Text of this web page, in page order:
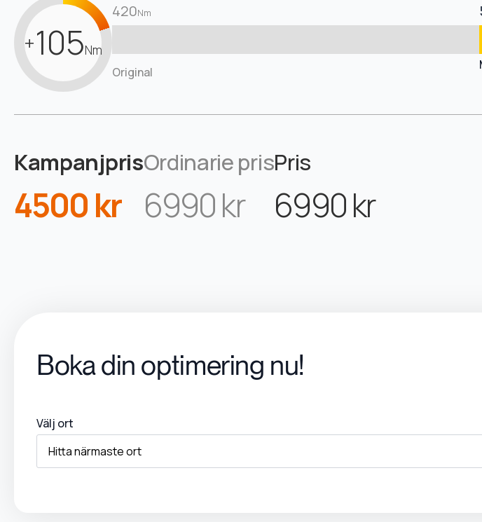
+105Nm
420Nm
Original
Kampanjpris
4500 kr
Ordinarie pris
6990 kr
Pris
6990 kr
Boka din optimering nu!
Välj ort